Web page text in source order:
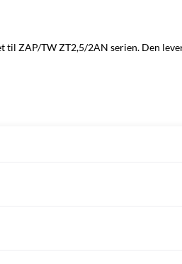
til ZAP/TW ZT2,5/2AN serien. Den